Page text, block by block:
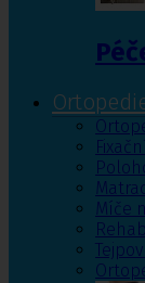
Míče